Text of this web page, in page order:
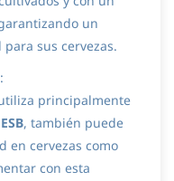
un
sus cervezas.
:
principalmente
ESB, también puede
en cervezas como
con esta